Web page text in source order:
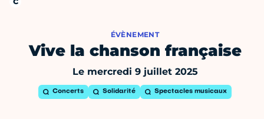
ÉVÈNEMENT
Vive la chanson française
Le mercredi 9 juillet 2025
Concerts Solidarité Spectacles musicaux